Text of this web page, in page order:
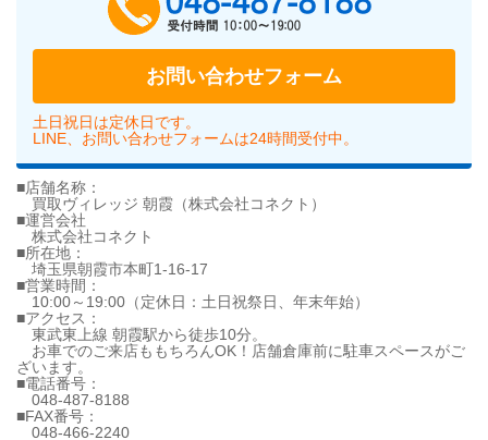
お問い合わせフォーム
土日祝日は定休日です。
LINE、お問い合わせフォームは24時間受付中。
■店舗名称：
買取ヴィレッジ 朝霞（株式会社コネクト）
■運営会社
株式会社コネクト
■所在地：
埼玉県朝霞市本町1-16-17
■営業時間：
10:00～19:00（定休日：土日祝祭日、年末年始）
■アクセス：
東武東上線 朝霞駅から徒歩10分。
お車でのご来店ももちろんOK！店舗倉庫前に駐車スペースがご
ざいます。
■電話番号：
048-487-8188
■FAX番号：
048-466-2240